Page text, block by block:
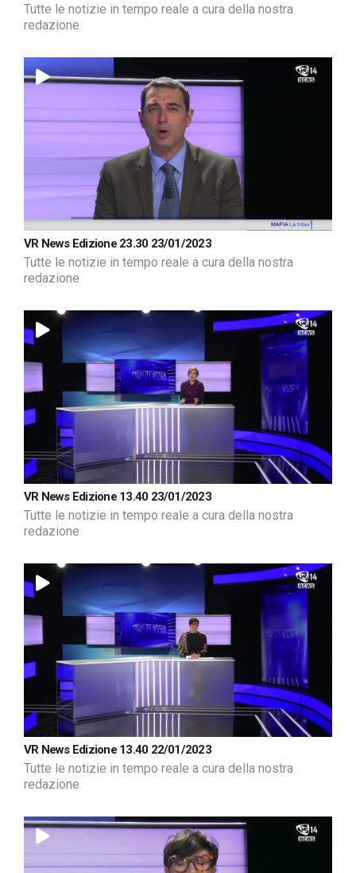
Tutte le notizie in tempo reale a cura della nostra
redazione
VR News Edizione 23.30 23/01/2023
Tutte le notizie in tempo reale a cura della nostra
redazione
VR News Edizione 13.40 23/01/2023
Tutte le notizie in tempo reale a cura della nostra
redazione
VR News Edizione 13.40 22/01/2023
Tutte le notizie in tempo reale a cura della nostra
redazione